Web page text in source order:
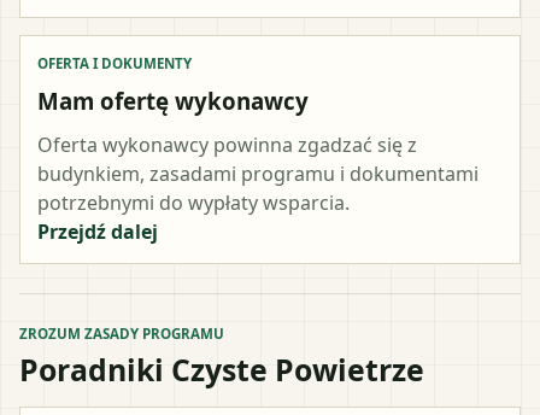
OFERTA I DOKUMENTY
Mam ofertę wykonawcy
Oferta wykonawcy powinna zgadzać się z
budynkiem, zasadami programu i dokumentami
potrzebnymi do wypłaty wsparcia.
Przejdź dalej
ZROZUM ZASADY PROGRAMU
Poradniki Czyste Powietrze